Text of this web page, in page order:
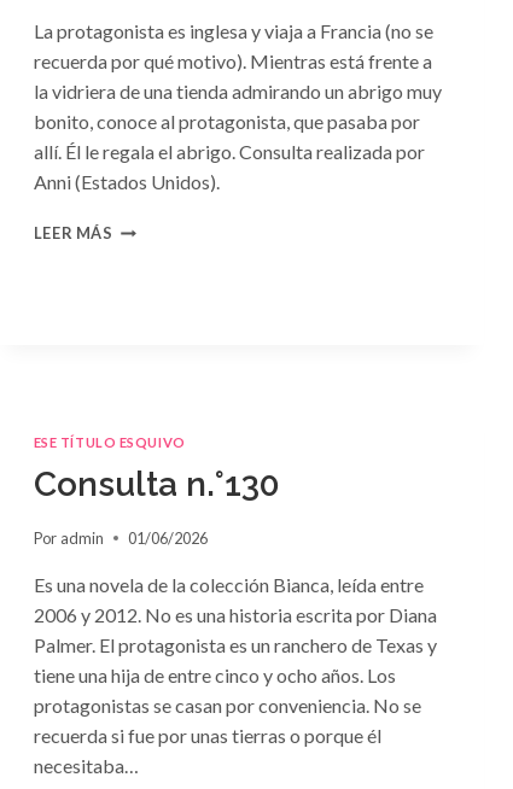
La protagonista es inglesa y viaja a Francia (no se
recuerda por qué motivo). Mientras está frente a
la vidriera de una tienda admirando un abrigo muy
bonito, conoce al protagonista, que pasaba por
allí. Él le regala el abrigo. Consulta realizada por
Anni (Estados Unidos).
LEER MÁS CONSULTA
ESE TÍTULO ESQUIVO
Consulta n.°130
Por admin 01/06/2026
Es una novela de la colección Bianca, leída entre
2006 y 2012. No es una historia escrita por Diana
Palmer. El protagonista es un ranchero de Texas y
tiene una hija de entre cinco y ocho años. Los
protagonistas se casan por conveniencia. No se
recuerda si fue por unas tierras o porque él
necesitaba…